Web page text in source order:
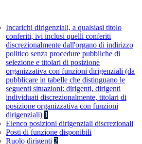
Incarichi dirigenziali, a qualsiasi titolo
conferiti, ivi inclusi quelli conferiti
discrezionalmente dall'organo di indirizzo
politico senza procedure pubbliche di
selezione e titolari di posizione
organizzativa con funzioni dirigenziali (da
pubblicare in tabelle che distinguano le
seguenti situazioni: dirigenti, dirigenti
individuati discrezionalmente, titolari di
posizione organizzativa con funzioni
dirigenziali) 1
Elenco posizioni dirigenziali discrezionali
Posti di funzione disponibili
Ruolo dirigenti 2